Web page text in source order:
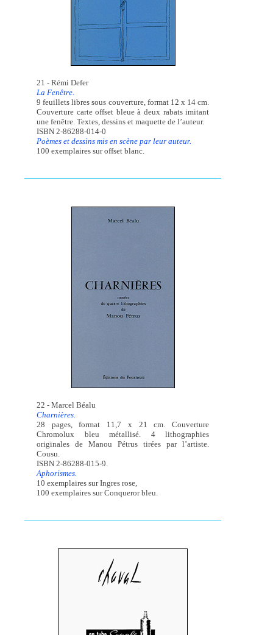
21 - Rémi Defer
La Fenêtre.
9 feuillets libres sous couverture, format 12 x 14 cm.
Couverture carte offset bleue à deux rabats imitant
une fenêtre. Textes, dessins et maquette de l’auteur.
ISBN 2-86288-014-0
Poèmes et dessins mis en scène par leur auteur.
100 exemplaires sur offset blanc.
22 - Marcel Béalu
Charnières.
28 pages, format 11,7 x 21 cm. Couverture
Chromolux bleu métallisé. 4 lithographies
originales de Manou Pétrus tirées par l’artiste.
Cousu.
ISBN 2-86288-015-9.
Aphorismes.
10 exemplaires sur Ingres rose,
100 exemplaires sur Conqueror bleu.